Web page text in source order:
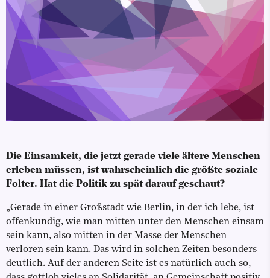
Die Einsamkeit, die jetzt gerade viele ältere Menschen
erleben müssen, ist wahrscheinlich die größte soziale
Folter. Hat die Politik zu spät darauf geschaut?
„Gerade in einer Großstadt wie Berlin, in der ich lebe, ist
offenkundig, wie man mitten unter den Menschen einsam
sein kann, also mitten in der Masse der Menschen
verloren sein kann. Das wird in solchen Zeiten besonders
deutlich. Auf der anderen Seite ist es natürlich auch so,